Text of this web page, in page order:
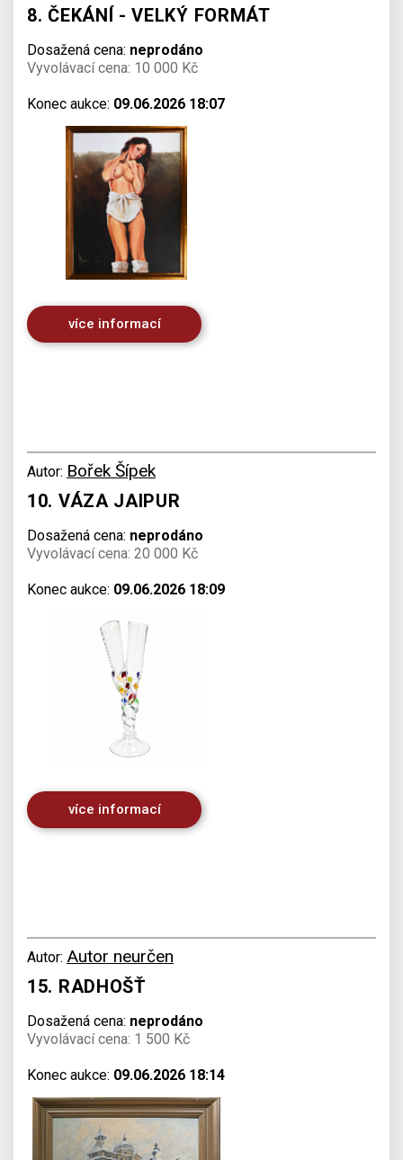
8. ČEKÁNÍ - VELKÝ FORMÁT
Dosažená cena: neprodáno
Vyvolávací cena: 10 000 Kč
Konec aukce: 09.06.2026 18:07
více informací
Autor: Bořek Šípek
10. VÁZA JAIPUR
Dosažená cena: neprodáno
Vyvolávací cena: 20 000 Kč
Konec aukce: 09.06.2026 18:09
více informací
Autor: Autor neurčen
15. RADHOŠŤ
Dosažená cena: neprodáno
Vyvolávací cena: 1 500 Kč
Konec aukce: 09.06.2026 18:14